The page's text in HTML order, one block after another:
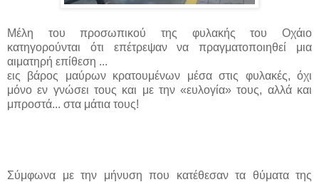
Μέλη του προσωπικού της φυλακής του Οχάιο
κατηγορούνται ότι επέτρεψαν να πραγματοποιηθεί μια
αιματηρή επίθεση ...
εις βάρος μαύρων κρατουμένων μέσα στις φυλακές, όχι
μόνο εν γνώσει τους και με την «ευλογία» τους, αλλά και
μπροστά... στα μάτια τους!
Σύμφωνα με την μήνυση που κατέθεσαν τα θύματα της